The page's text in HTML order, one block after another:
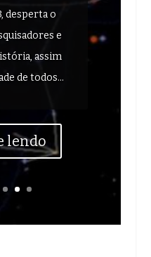
desperta o
e
assim
de todos...
lendo